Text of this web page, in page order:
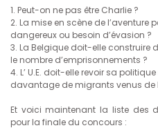
1. Peut-on ne pas être Charlie ?
2. La mise en scène de l’aventure
dangereux ou besoin d’évasion ?
3. La Belgique doit-elle construire
le nombre d’emprisonnements ?
4. L’ U.E. doit-elle revoir sa
davantage de migrants venus de
Et voici maintenant la liste des
pour la finale du concours :